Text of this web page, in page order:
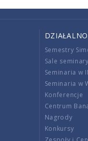
Semestry
Sale
Seminaria w
Seminaria w
Konferencje
Centrum
Nagrody
Konkursy